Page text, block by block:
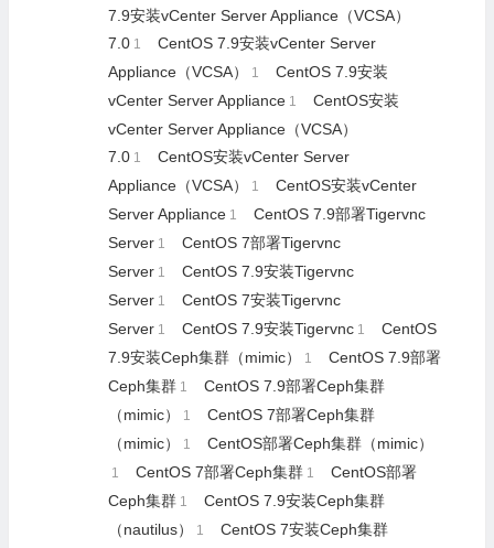
7.9安装vCenter Server Appliance（VCSA）
7.0 1
CentOS 7.9安装vCenter Server
Appliance（VCSA）
1
CentOS 7.9安装
vCenter Server Appliance 1
CentOS安装
vCenter Server Appliance（VCSA）
7.0 1
CentOS安装vCenter Server
Appliance（VCSA）
1
CentOS安装vCenter
Server Appliance 1
CentOS 7.9部署Tigervnc
Server 1
CentOS 7部署Tigervnc
Server 1
CentOS 7.9安装Tigervnc
Server 1
CentOS 7安装Tigervnc
Server 1 CentOS 7.9安装Tigervnc 1
CentOS
7.9安装Ceph集群（mimic）
1
CentOS 7.9部署
Ceph集群 1
CentOS 7.9部署Ceph集群
（mimic）
1
CentOS 7部署Ceph集群
（mimic）
1 CentOS部署Ceph集群（mimic）
1 CentOS 7部署Ceph集群 1
CentOS部署
Ceph集群 1
CentOS 7.9安装Ceph集群
（nautilus）
1 CentOS 7安装Ceph集群